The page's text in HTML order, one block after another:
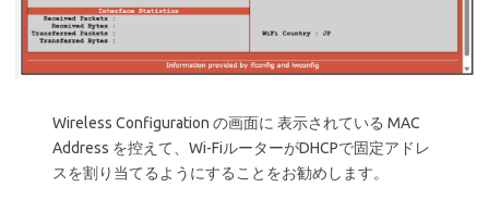
Wireless Configuration の画面に 表示されている MAC
Address を控えて、Wi-FiルーターがDHCPで固定アドレ
スを割り当てるようにすることをお勧めします。